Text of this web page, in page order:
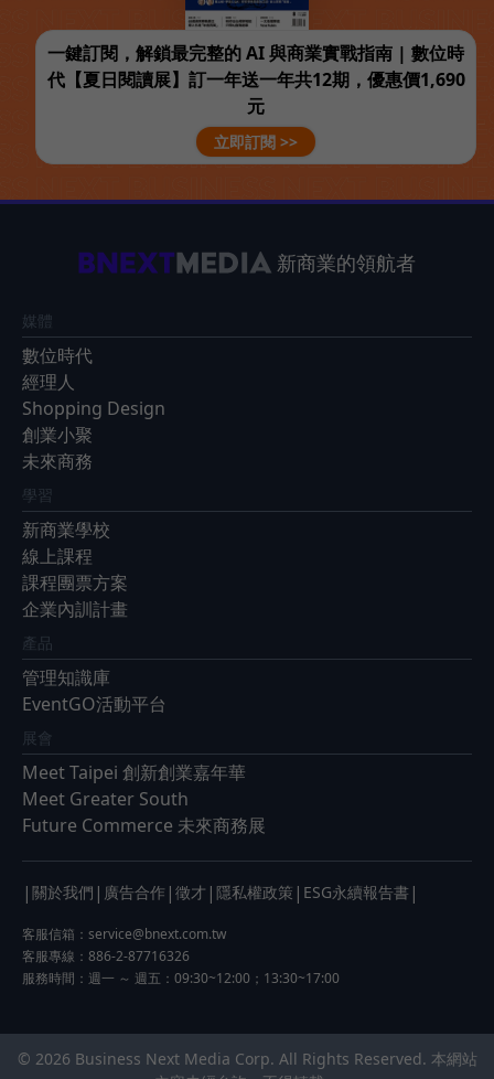
一鍵訂閱，解鎖最完整的 AI 與商業實戰指南 | 數位時
代【夏日閱讀展】訂一年送一年共12期，優惠價1,690
元
立即訂閱 >>
新商業的領航者
媒體
數位時代
經理人
Shopping Design
創業小聚
未來商務
學習
新商業學校
線上課程
課程團票方案
企業內訓計畫
產品
管理知識庫
EventGO活動平台
展會
Meet Taipei 創新創業嘉年華
Meet Greater South
Future Commerce 未來商務展
| 關於我們 | 廣告合作 | 徵才 | 隱私權政策 | ESG永續報告書 |
客服信箱： service@bnext.com.tw
客服專線：886-2-87716326
服務時間：週一 ～ 週五：09:30~12:00；13:30~17:00
© 2026 Business Next Media Corp. All Rights Reserved. 本網站